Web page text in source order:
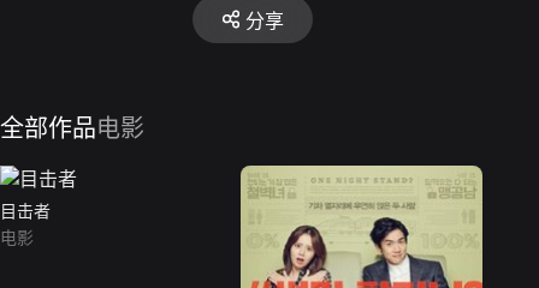
分享
全部作品电影
目击者
电影